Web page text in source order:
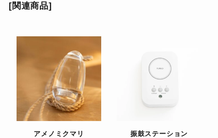
[関連商品]
アメノミクマリ
振鼓ステーション